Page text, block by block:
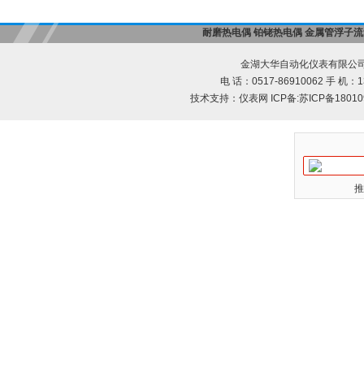
耐磨热电偶 铂铑热电偶 金属管浮子
金湖大华自动化仪表有限公
电 话：0517-86910062 手 机：
技术支持： 仪表网 ICP备:苏ICP备